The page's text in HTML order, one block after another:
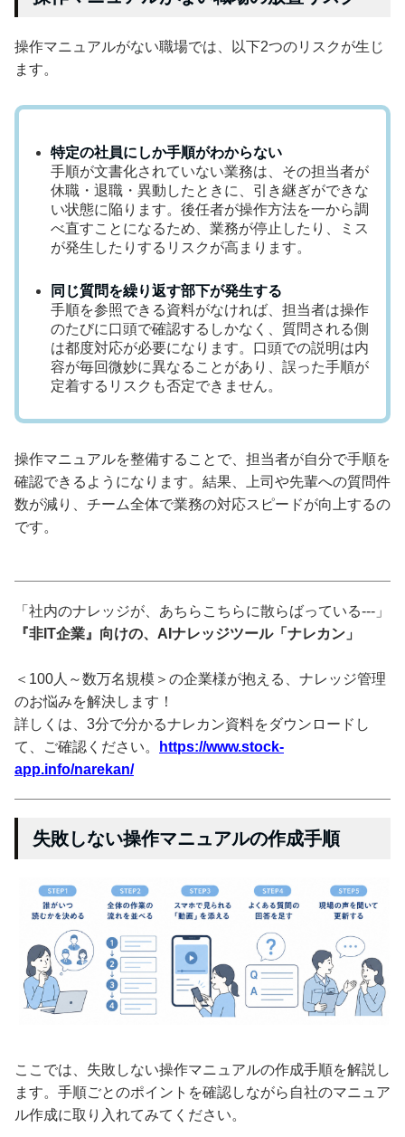
操作マニュアルがない職場では、以下2つのリスクが生じ
ます。
特定の社員にしか手順がわからない
手順が文書化されていない業務は、その担当者が
休職・退職・異動したときに、引き継ぎができな
い状態に陥ります。後任者が操作方法を一から調
べ直すことになるため、業務が停止したり、ミス
が発生したりするリスクが高まります。
同じ質問を繰り返す部下が発生する
手順を参照できる資料がなければ、担当者は操作
のたびに口頭で確認するしかなく、質問される側
は都度対応が必要になります。口頭での説明は内
容が毎回微妙に異なることがあり、誤った手順が
定着するリスクも否定できません。
操作マニュアルを整備することで、担当者が自分で手順を
確認できるようになります。結果、上司や先輩への質問件
数が減り、チーム全体で業務の対応スピードが向上するの
です。
「社内のナレッジが、あちらこちらに散らばっている---」
『非IT企業』向けの、AIナレッジツール「ナレカン」
＜100人～数万名規模＞の企業様が抱える、ナレッジ管理
のお悩みを解決します！
詳しくは、3分で分かるナレカン資料をダウンロードし
て、ご確認ください。
https://www.stock-
app.info/narekan/
失敗しない操作マニュアルの作成手順
ここでは、失敗しない操作マニュアルの作成手順を解説し
ます。手順ごとのポイントを確認しながら自社のマニュア
ル作成に取り入れてみてください。